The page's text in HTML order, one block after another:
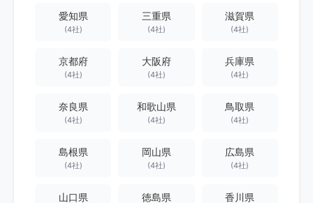
愛知県
(4社)
三重県
(4社)
滋賀県
(4社)
京都府
(4社)
大阪府
(4社)
兵庫県
(4社)
奈良県
(4社)
和歌山県
(4社)
鳥取県
(4社)
島根県
(4社)
岡山県
(4社)
広島県
(4社)
山口県 徳島県 香川県